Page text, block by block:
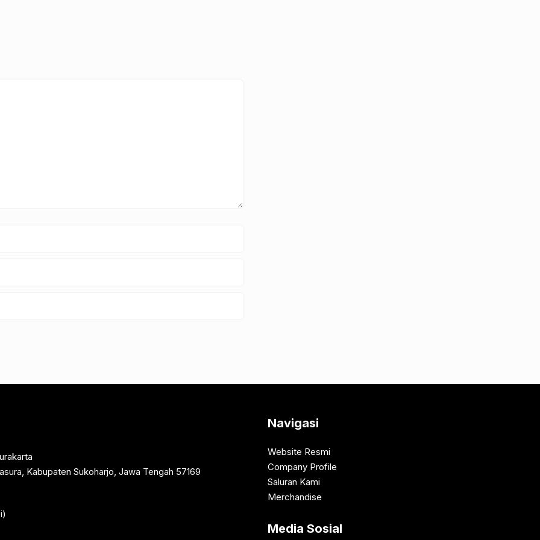
Kabupaten Sukoharjo, Jawa Tengah 57169
Navigasi
Website Resmi
Company Profile
Saluran Kami
Merchandise
Media Sosial